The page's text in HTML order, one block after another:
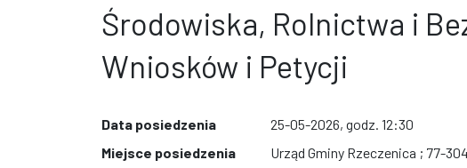
Środowiska, Rolnictwa i
Wniosków i Petycji
Data posiedzenia
25-05-2026, godz. 12:30
Miejsce posiedzenia
Urząd Gminy Rzeczenica ; 77-